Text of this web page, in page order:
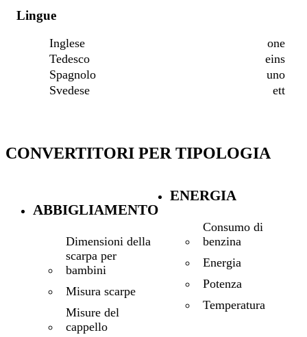
Lingue
Inglese
one
Tedesco
eins
Spagnolo
uno
Svedese
ett
CONVERTITORI PER TIPOLOGIA
ABBIGLIAMENTO
Dimensioni della
scarpa per
bambini
Misura scarpe
Misure del
cappello
ENERGIA
Consumo di
benzina
Energia
Potenza
Temperatura